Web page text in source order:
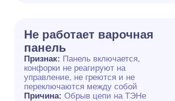
Не работает варочная
панель
Признак: Панель включается,
конфорки не реагируют на
управление, не греются и не
переключаются между собой
Причина: Обрыв цепи на ТЭНе